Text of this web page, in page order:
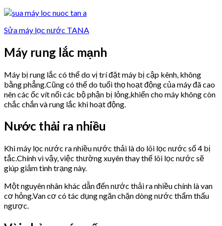
Sửa máy lọc nước TANA
Máy rung lắc mạnh
Máy bị rung lắc có thể do vị trí đặt máy bị cập kênh, không
bằng phẳng.Cũng có thể do tuổi thọ hoạt động của máy đã cao
nên các ốc vít nối các bộ phận bị lỏng,khiến cho máy không còn
chắc chắn và rung lắc khi hoạt động.
Nước thải ra nhiều
Khi máy lọc nước ra nhiều nước thải là do lõi lọc nước số 4 bị
tắc.Chính vì vậy, việc thường xuyên thay thế lõi lọc nước sẽ
giúp giảm tình trạng này.
Một nguyên nhân khác dẫn đến nước thải ra nhiều chính là van
cơ hỏng.Van cơ có tác dụng ngăn chặn dòng nước thẩm thấu
ngược.